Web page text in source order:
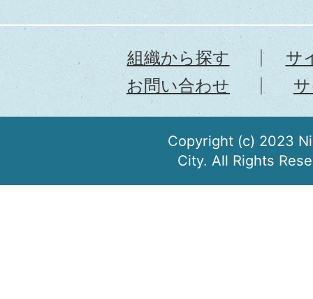
組織から探す
サ
お問い合わせ
Copyright (c) 2023
City. All Rights